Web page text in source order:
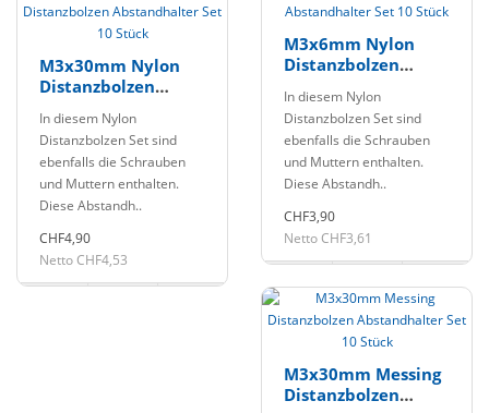
M3x30mm Nylon
Distanzbolzen
10 Stück
In diesem Nylon
Distanzbolzen Set sind
ebenfalls die Schrauben
und Muttern enthalten.
Diese Abstandh..
CHF4,90
Netto CHF4,53
M3x6mm Nylon
Distanzbolzen
10 Stück
In diesem Nylon
Distanzbolzen Set sind
ebenfalls die Schrauben
und Muttern enthalten.
Diese Abstandh..
CHF3,90
Netto CHF3,61
M3x30mm Messing
Distanzbolzen